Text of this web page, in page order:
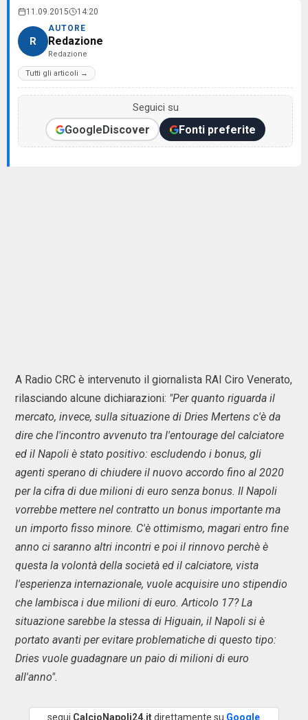
11.09.2015 14:20
R
AUTORE
Redazione
Redazione
Tutti gli articoli →
Seguici su
GoogleDiscover Fonti preferite
A Radio CRC è intervenuto il giornalista RAI Ciro Venerato,
rilasciando alcune dichiarazioni: "Per quanto riguarda il
mercato, invece, sulla situazione di Dries Mertens c'è da
dire che l'incontro avvenuto tra l'entourage del calciatore
ed il Napoli è stato positivo: escludendo i bonus, gli
agenti sperano di chiudere il nuovo accordo fino al 2020
perla cifra di due milioni di euro senza bonus. Il Napoli
vorrebbe mettere nel contratto un bonus importante ma
un importo fisso minore. C'è ottimismo, magari entro fine
anno ci saranno altri incontri e poi il rinnovo perchè è
questa la volontà della società ed il calciatore, vista
l'esperienza internazionale, vuole acquisire uno stipendio
che lambisca i due milioni di euro. Articolo 17? La
situazione sarebbe la stessa di Higuain, il Napoli si è
portato avanti per evitare problematiche di questo tipo:
Dries vuole guadagnare un paio di milioni di euro
all'anno".
segui CalcioNapoli24.itdirettamente su Google